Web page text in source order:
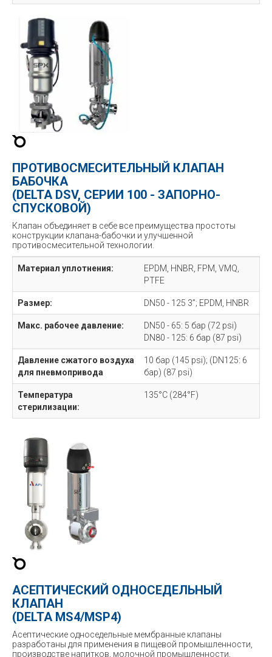
ПРОТИВОСМЕСИТЕЛЬНЫЙ КЛАПАН
БАБОЧКА
(DELTA DSV, СЕРИИ 100 - ЗАПОРНО-
СПУСКОВОЙ)
Клапан объединяет в себе все преимущества простоты
конструкции клапана-бабочки и улучшенной
противосмесительной технологии.
Материал уплотнения:
EPDM, HNBR, FPM, VMQ,
PTFE
Размер: DN50 - 125 3”; EPDM, HNBR
Макс. рабочее давление:
DN50 - 65: 5 бар (72 psi)
DN80 - 125: 6 бар (87 psi)
Давление сжатого воздуха
для пневмопривода
10 бар (145 psi); (DN125: 6
бар) (87 psi)
Температура
стерилизации:
135°C (284°F)
АСЕПТИЧЕСКИЙ ОДНОСЕДЕЛЬНЫЙ
КЛАПАН
(DELTA MS4/MSP4)
Асептические односедельные мембранные клапаны
разработаны для применения в пищевой промышленности,
производстве напитков, молочной промышленности,